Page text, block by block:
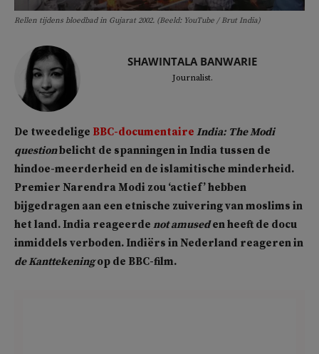
Rellen tijdens bloedbad in Gujarat 2002. (Beeld: YouTube / Brut India)
SHAWINTALA BANWARIE
Journalist.
De tweedelige BBC-documentaire India: The Modi
questionbelicht de spanningen in India tussen de
hindoe-meerderheid en de islamitische minderheid.
Premier Narendra Modi zou ‘actief’ hebben
bijgedragen aan een etnische zuivering van moslims in
het land. India reageerde not amuseden heeft de docu
inmiddels verboden. Indiërs in Nederland reageren in
de Kanttekeningop de BBC-film.